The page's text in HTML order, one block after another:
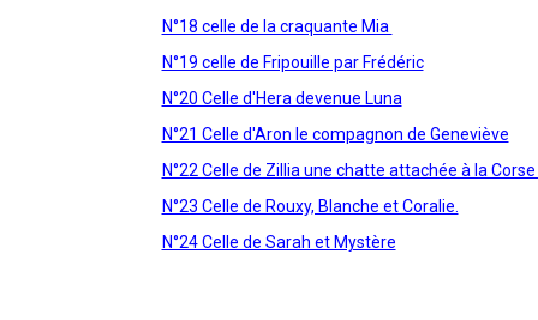
N°18 celle de la craquante Mia
N°19 celle de Fripouille par Frédéric
N°20 Celle d'Hera devenue Luna
N°21 Celle d'Aron le compagnon de Geneviève
N°22 Celle de Zillia une chatte attachée à la Corse
N°23 Celle de Rouxy, Blanche et Coralie.
N°24 Celle de Sarah et Mystère